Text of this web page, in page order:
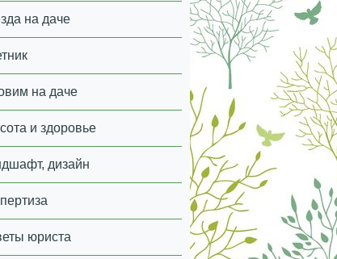
на даче
на даче
и здоровье
дизайн
юриста